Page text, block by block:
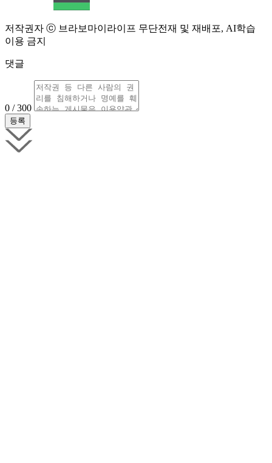
저작권자 ⓒ 브라보마이라이프 무단전재 및 재배포, AI학습
이용 금지
댓글
0 / 300